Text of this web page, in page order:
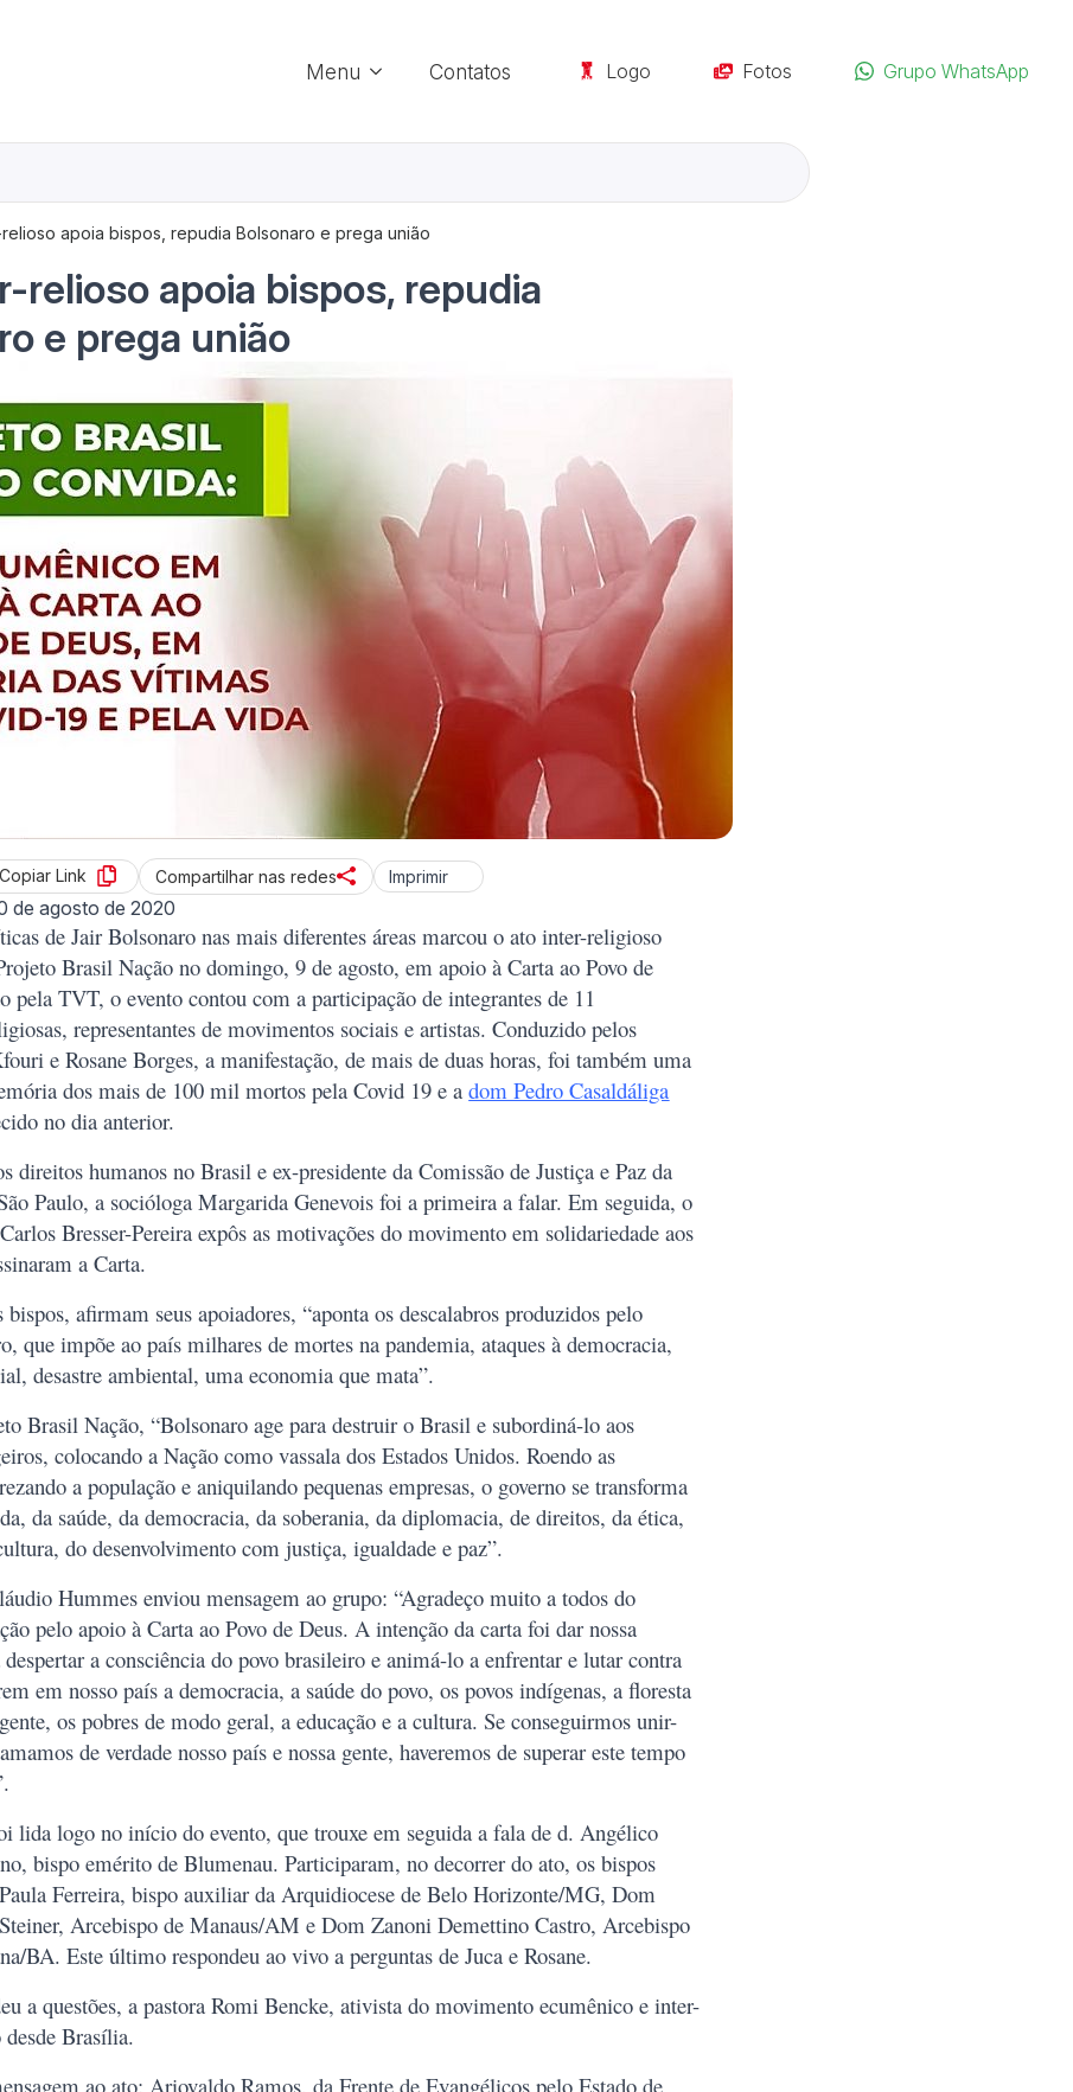
Menu Contatos Logo Fotos Grupo WhatsApp
relioso apoia bispos, repudia Bolsonaro e prega união
relioso apoia bispos, repudia
e prega união
Copiar Link Compartilhar nas redes Imprimir
de agosto de 2020
de Jair Bolsonaro nas mais diferentes áreas marcou o ato inter-religioso
Brasil Nação no domingo, 9 de agosto, em apoio à Carta ao Povo de
pela TVT, o evento contou com a participação de integrantes de 11
representantes de movimentos sociais e artistas. Conduzido pelos
e Rosane Borges, a manifestação, de mais de duas horas, foi também uma
dos mais de 100 mil mortos pela Covid 19 e adom Pedro Casaldáliga
no dia anterior.
direitos humanos no Brasil e ex-presidente da Comissão de Justiça e Paz da
Paulo, a socióloga Margarida Genevois foi a primeira a falar. Em seguida, o
Bresser-Pereira expôs as motivações do movimento em solidariedade aos
a Carta.
afirmam seus apoiadores, “aponta os descalabros produzidos pelo
que impõe ao país milhares de mortes na pandemia, ataques à democracia,
desastre ambiental, uma economia que mata”.
Brasil Nação, “Bolsonaro age para destruir o Brasil e subordiná-lo aos
colocando a Nação como vassala dos Estados Unidos. Roendo as
a população e aniquilando pequenas empresas, o governo se transforma
da saúde, da democracia, da soberania, da diplomacia, de direitos, da ética,
do desenvolvimento com justiça, igualdade e paz”.
Hummes enviou mensagem ao grupo: “Agradeço muito a todos do
pelo apoio à Carta ao Povo de Deus. A intenção da carta foi dar nossa
a consciência do povo brasileiro e animá-lo a enfrentar e lutar contra
em nosso país a democracia, a saúde do povo, os povos indígenas, a floresta
os pobres de modo geral, a educação e a cultura. Se conseguirmos unir-
de verdade nosso país e nossa gente, haveremos de superar este tempo
lida logo no início do evento, que trouxe em seguida a fala de d. Angélico
bispo emérito de Blumenau. Participaram, no decorrer do ato, os bispos
Ferreira, bispo auxiliar da Arquidiocese de Belo Horizonte/MG, Dom
Arcebispo de Manaus/AM e Dom Zanoni Demettino Castro, Arcebispo
BA. Este último respondeu ao vivo a perguntas de Juca e Rosane.
a questões, a pastora Romi Bencke, ativista do movimento ecumênico e inter-
Brasília.
ao ato: Ariovaldo Ramos, da Frente de Evangélicos pelo Estado de